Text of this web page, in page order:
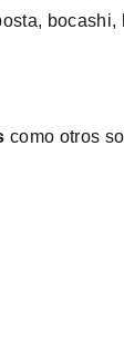
bocashi,
como otros